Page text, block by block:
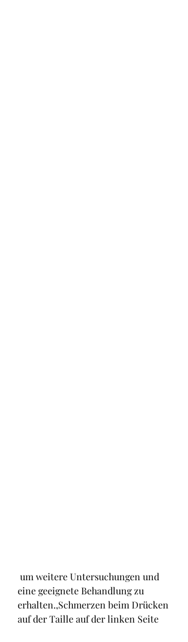
eine geeignete Behandlung zu
erhalten.,Schmerzen beim Drücken
auf der Taille auf der linken Seite